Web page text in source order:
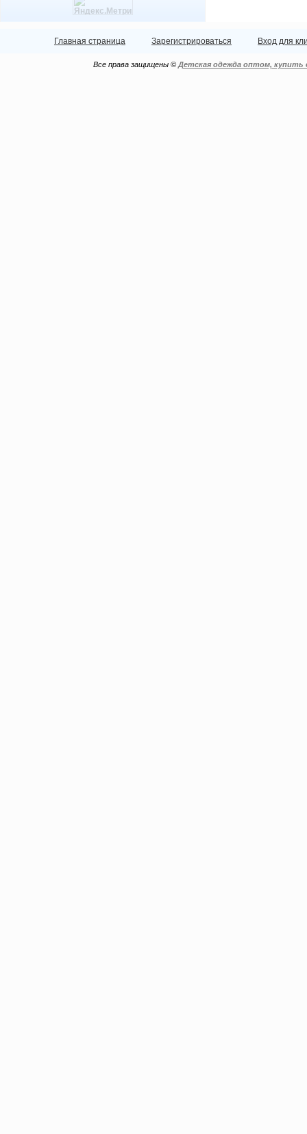
Главная страница Зарегистрироваться Вход для
Все права защищены © Детская одежда оптом,